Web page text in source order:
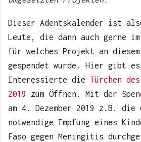
Dieser Adentskalender ist
Leute, die dann auch gerne im
für welches Projekt an diesem
gespendet wurde. Hier gibt
Interessierte die Türchen
2019
zum Öffnen. Mit der
am 4. Dezember 2019 z.B. die
notwendige Impfung eines
Faso gegen Meningitis